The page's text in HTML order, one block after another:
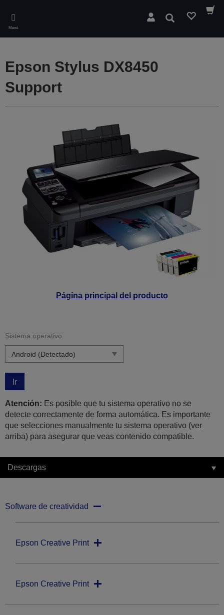
main
content
Menú
Buscar
Página principal del producto
Epson Stylus DX8450
Support
Sistema operativo:
Ir
Atención: Es posible que tu sistema operativo no se
detecte correctamente de forma automática. Es importante
que selecciones manualmente tu sistema operativo (ver
arriba) para asegurar que veas contenido compatible.
Descargas
Software de creatividad
Epson Creative Print
Epson Creative Print